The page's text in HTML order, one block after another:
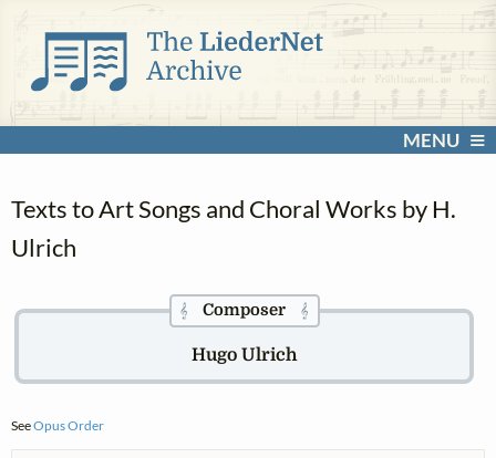
MENU
Texts to Art Songs and Choral Works by H.
Ulrich
𝄞Composer 𝄞
Hugo Ulrich
SeeOpus Order